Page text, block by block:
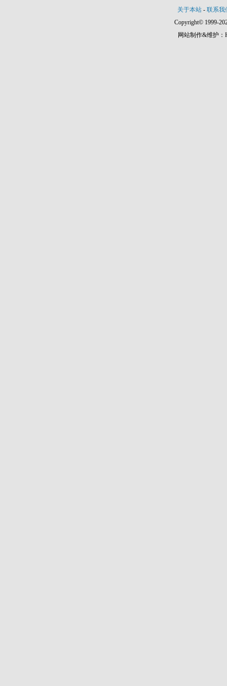
关于本站 - 联系我
Copyright© 1999-
网站制作&维护